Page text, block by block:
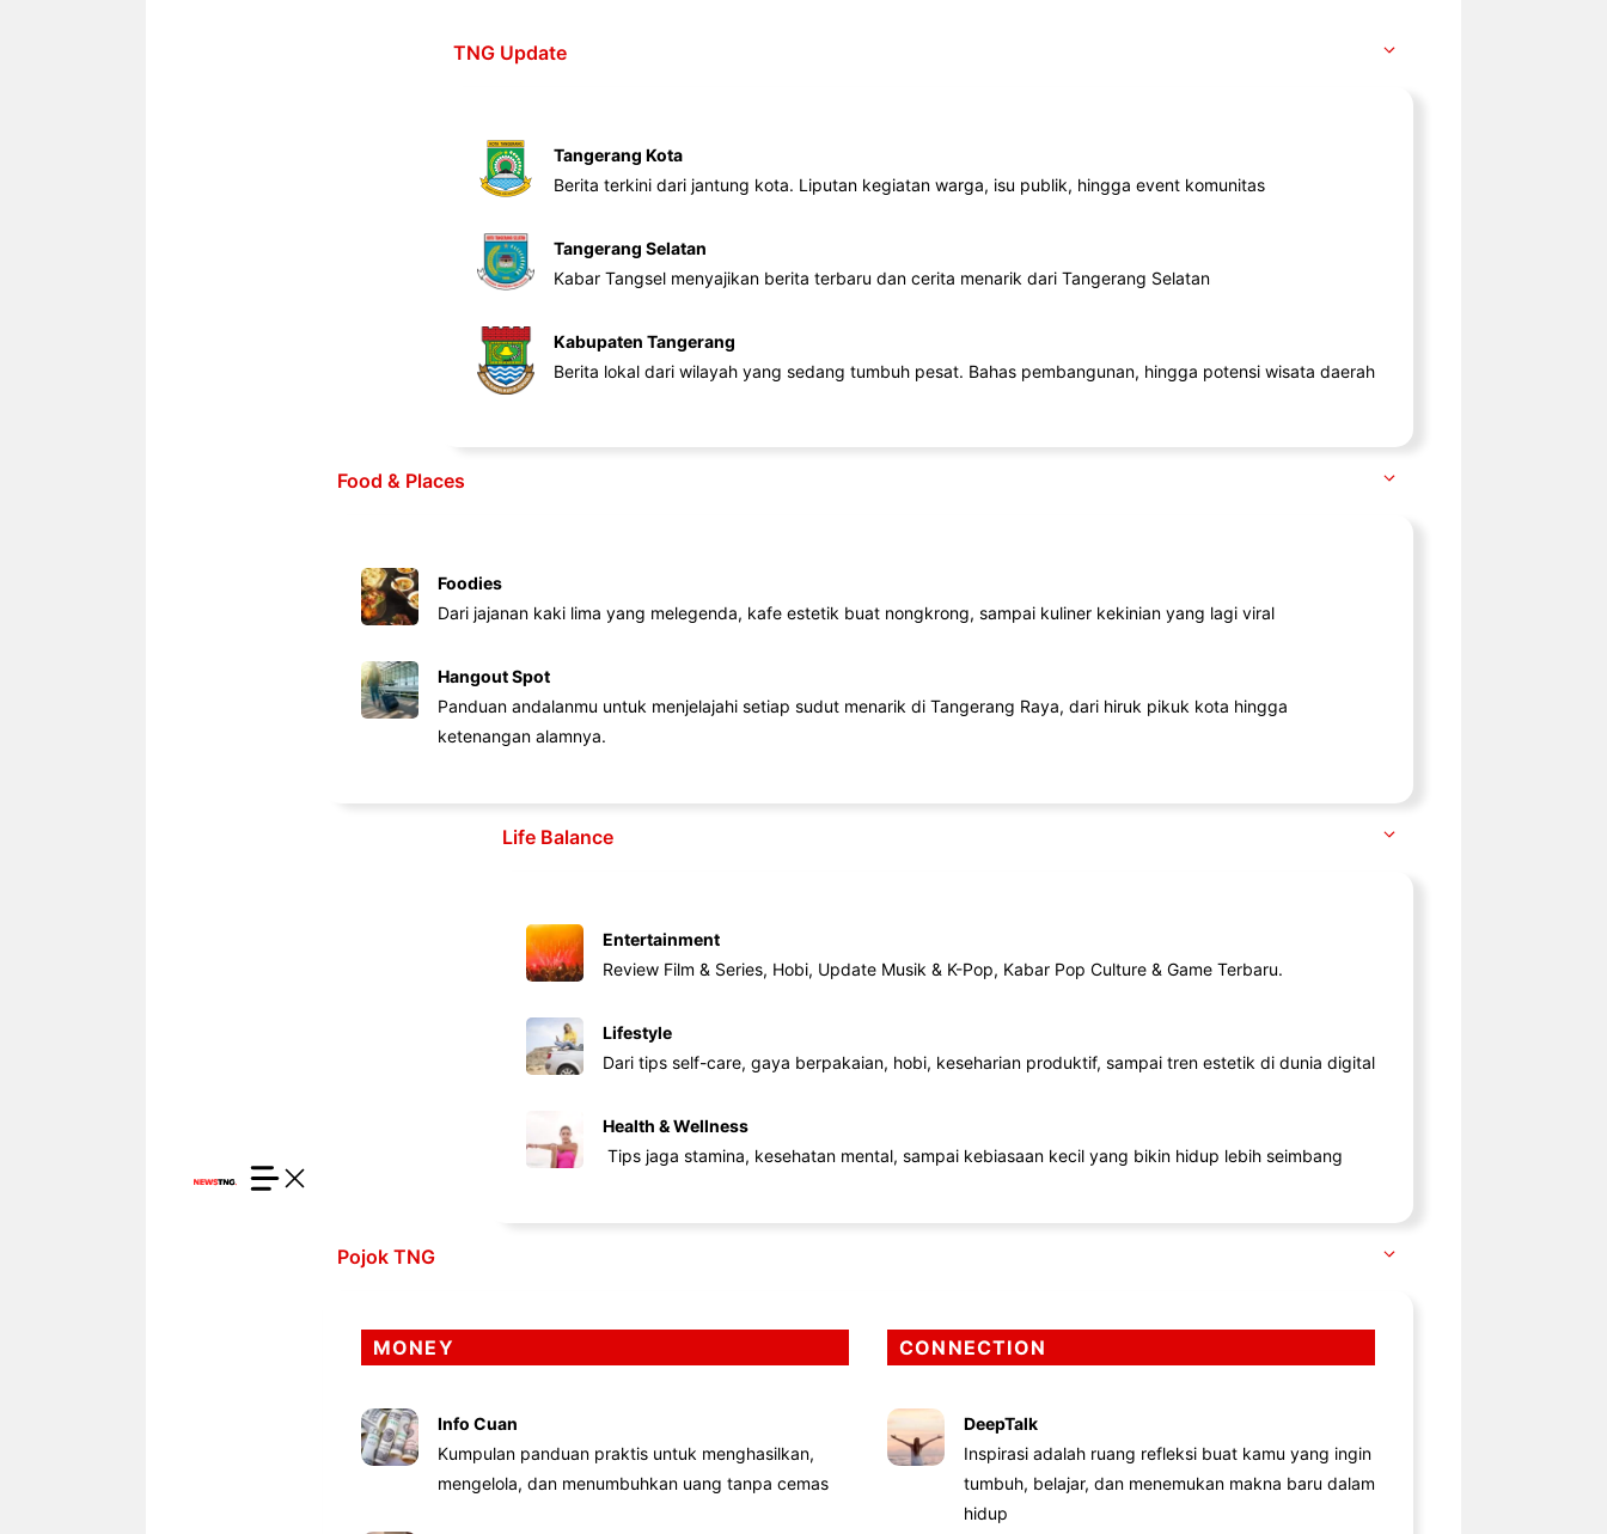
TNG Update
Tangerang Kota
Berita terkini dari jantung kota. Liputan kegiatan warga, isu publik, hingga event komunitas
Tangerang Selatan
Kabar Tangsel menyajikan berita terbaru dan cerita menarik dari Tangerang Selatan
Kabupaten Tangerang
Berita lokal dari wilayah yang sedang tumbuh pesat. Bahas pembangunan, hingga potensi wisata daerah
Food & Places
Foodies
Dari jajanan kaki lima yang melegenda, kafe estetik buat nongkrong, sampai kuliner kekinian yang lagi viral
Hangout Spot
Panduan andalanmu untuk menjelajahi setiap sudut menarik di Tangerang Raya, dari hiruk pikuk kota hingga
ketenangan alamnya.
Life Balance
Entertainment
Review Film & Series, Hobi, Update Musik & K-Pop, Kabar Pop Culture & Game Terbaru.
Lifestyle
Dari tips self-care, gaya berpakaian, hobi, keseharian produktif, sampai tren estetik di dunia digital
Health & Wellness
Tips jaga stamina, kesehatan mental, sampai kebiasaan kecil yang bikin hidup lebih seimbang
Pojok TNG
MONEY
Info Cuan
Kumpulan panduan praktis untuk menghasilkan,
mengelola, dan menumbuhkan uang tanpa cemas
CONNECTION
DeepTalk
Inspirasi adalah ruang refleksi buat kamu yang ingin
tumbuh, belajar, dan menemukan makna baru dalam
hidup